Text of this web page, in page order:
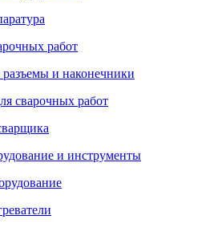
работ
и наконечники
сварочных работ
и инструменты